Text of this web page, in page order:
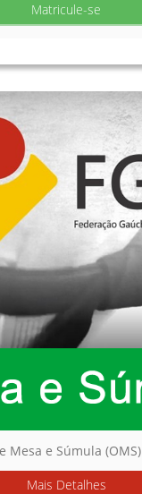
Matricule-se
Mesa e Súmula (OMS)
Mais Detalhes